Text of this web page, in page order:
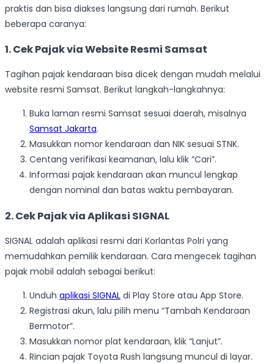
praktis dan bisa diakses langsung dari rumah. Berikut
beberapa caranya:
1. Cek Pajak via Website Resmi Samsat
Tagihan pajak kendaraan bisa dicek dengan mudah melalui
website resmi Samsat. Berikut langkah-langkahnya:
Buka laman resmi Samsat sesuai daerah, misalnya
Samsat Jakarta.
Masukkan nomor kendaraan dan NIK sesuai STNK.
Centang verifikasi keamanan, lalu klik “Cari”.
Informasi pajak kendaraan akan muncul lengkap
dengan nominal dan batas waktu pembayaran.
2. Cek Pajak via Aplikasi SIGNAL
SIGNAL adalah aplikasi resmi dari Korlantas Polri yang
memudahkan pemilik kendaraan. Cara mengecek tagihan
pajak mobil adalah sebagai berikut:
Unduh aplikasi SIGNAL di Play Store atau App Store.
Registrasi akun, lalu pilih menu “Tambah Kendaraan
Bermotor”.
Masukkan nomor plat kendaraan, klik “Lanjut”.
Rincian pajak Toyota Rush langsung muncul di layar.